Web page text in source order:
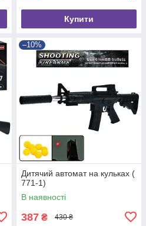
Купити
–10%
Дитячий автомат на кульках (
771-1)
В наявності
387 ₴ 430 ₴